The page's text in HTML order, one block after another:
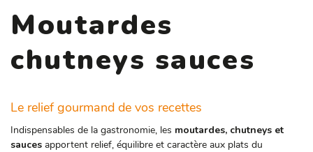
CATÉGORIE
BIO
Epicerie fine
Epices
PRODUIT BIO
Oui
Moutardes
chutneys sauces
Le relief gourmand de vos recettes
Indispensables de la gastronomie, les moutardes, chutneys et
sauces apportent relief, équilibre et caractère aux plats du